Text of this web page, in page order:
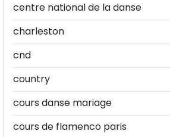
centre national de la danse
charleston
cnd
country
cours danse mariage
cours de flamenco paris